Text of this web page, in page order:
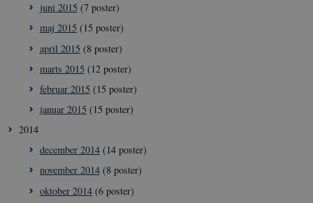
juni 2015 (7 poster)
maj 2015 (15 poster)
april 2015 (8 poster)
marts 2015 (12 poster)
februar 2015 (15 poster)
januar 2015 (15 poster)
2014
december 2014(14 poster)
november 2014(8 poster)
oktober 2014(6 poster)